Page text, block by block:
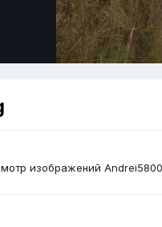
изображений Andrei5800